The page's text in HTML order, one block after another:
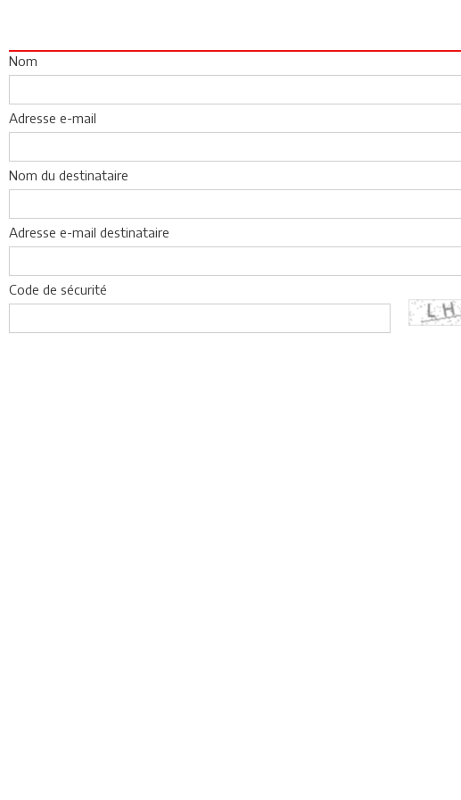
Nom
Adresse e-mail
Nom du destinataire
Adresse e-mail destinataire
Code de sécurité